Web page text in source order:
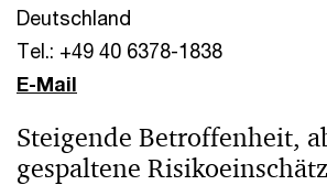
Deutschland
Tel.: +49 40 6378-1838
E-Mail
Steigende Betroffenheit,
gespaltene